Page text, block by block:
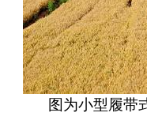
图为小型履带